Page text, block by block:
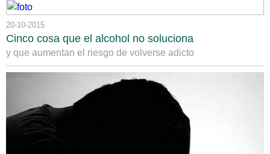
20-10-2015
Cinco cosa que el alcohol no soluciona
y que aumentan el riesgo de volverse adicto